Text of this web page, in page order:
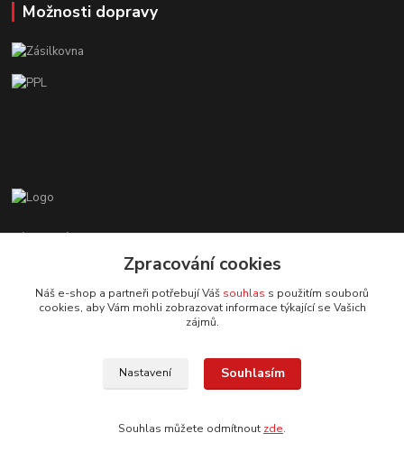
Možnosti dopravy
Zákaznická podpora EshopMB.cz
+420 606 622 002
eshopmb@seznam.cz
© Copyright 2024 Martha Black
Zpracování cookies
Náš e-shop a partneři potřebují Váš souhlas s použitím souborů
cookies, aby Vám mohli zobrazovat informace týkající se Vašich
zájmů.
Nastavení Souhlasím
Souhlas můžete odmítnout zde.